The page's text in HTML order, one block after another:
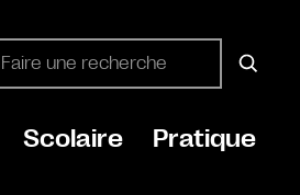
Scolaire Pratique